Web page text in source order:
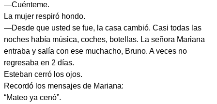
—Cuénteme.
La mujer respiró hondo.
—Desde que usted se fue, la casa cambió. Casi todas las
noches había música, coches, botellas. La señora Mariana
entraba y salía con ese muchacho, Bruno. A veces no
regresaba en 2 días.
Esteban cerró los ojos.
Recordó los mensajes de Mariana:
“Mateo ya cenó”.